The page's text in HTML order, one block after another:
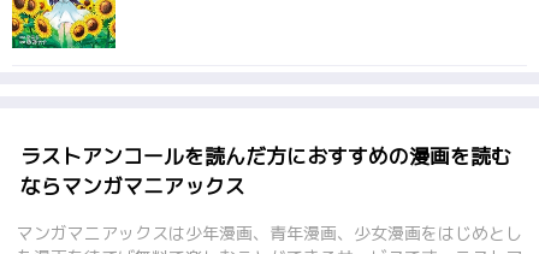
ラストアンコールを読んだ方におすすめの漫画を読む
ならマンガマニアックス
マンガマニアックスは少年漫画、青年漫画、少女漫画をはじめとし